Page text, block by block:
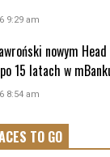
9:29 am
nowym
15 latach w
8:54 am
TO GO